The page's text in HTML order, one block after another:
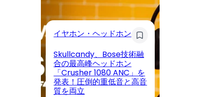
イヤホン・ヘッドホン
Skullcandy、Bose技術融
合の最高峰ヘッドホン
「Crusher 1080 ANC」を
発表！圧倒的重低音と高音
質を両立